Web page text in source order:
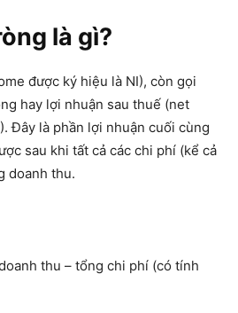
là gì?
được ký hiệu là NI), còn gọi
hay lợi nhuận sau thuế (net
Đây là phần lợi nhuận cuối cùng
sau khi tất cả các chi phí (kể cả
doanh thu.
thu – tổng chi phí (có tính